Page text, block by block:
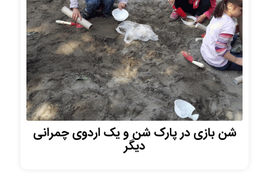
شن بازی در پارک شن و یک اردوی چمرانی
دیگر